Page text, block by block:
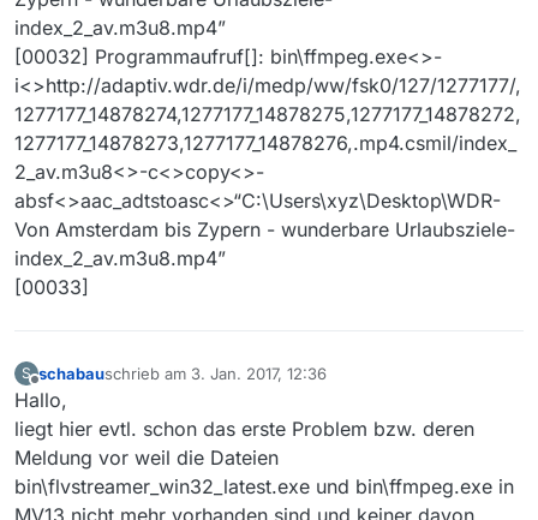
index_2_av.m3u8.mp4”
[00032] Programmaufruf[]: bin\ffmpeg.exe<>-
i<>http://adaptiv.wdr.de/i/medp/ww/fsk0/127/1277177/,
1277177_14878274,1277177_14878275,1277177_14878272,
1277177_14878273,1277177_14878276,.mp4.csmil/index_
2_av.m3u8<>-c<>copy<>-
absf<>aac_adtstoasc<>“C:\Users\xyz\Desktop\WDR-
Von Amsterdam bis Zypern - wunderbare Urlaubsziele-
index_2_av.m3u8.mp4”
[00033]
S
Offline
schabauschrieb am 3. Jan. 2017, 12:36
zuletzt editiert von
Hallo,
liegt hier evtl. schon das erste Problem bzw. deren
Meldung vor weil die Dateien
bin\flvstreamer_win32_latest.exe und bin\ffmpeg.exe in